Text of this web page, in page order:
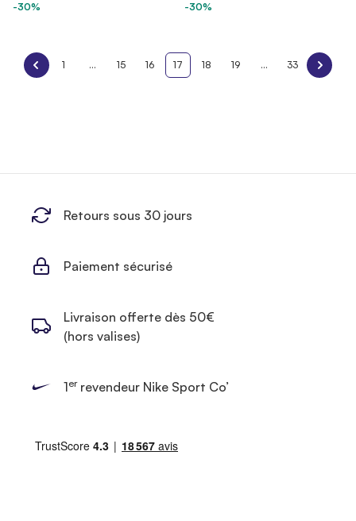
-30%
-30%
1 ... 15 16 17 18 19 ... 33
Retours sous 30 jours
Paiement sécurisé
Livraison offerte dès 50€
(hors valises)
1errevendeur Nike Sport Co’